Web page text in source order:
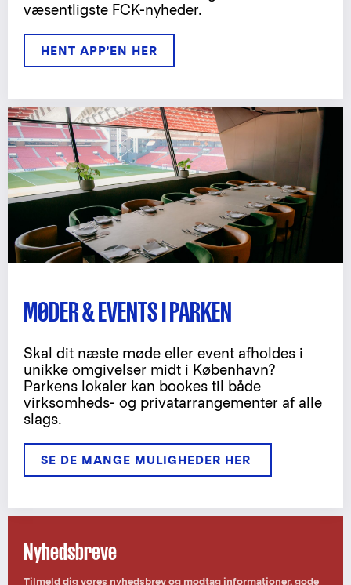
væsentligste FCK-nyheder.
HENT APP'EN HER
MØDER & EVENTS I PARKEN
Skal dit næste møde eller event afholdes i
unikke omgivelser midt i København?
Parkens lokaler kan bookes til både
virksomheds- og privatarrangementer af alle
slags.
SE DE MANGE MULIGHEDER HER
Nyhedsbreve
Tilmeld dig vores nyhedsbrev og modtag informationer, gode